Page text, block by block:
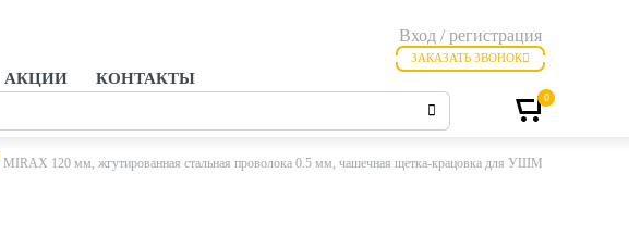
АКЦИИ КОНТАКТЫ
Вход / регистрация
ЗАКАЗАТЬ ЗВОНОК
0
MIRAX 120 мм, жгутированная стальная проволока 0.5 мм, чашечная щетка-крацовка для УШМ